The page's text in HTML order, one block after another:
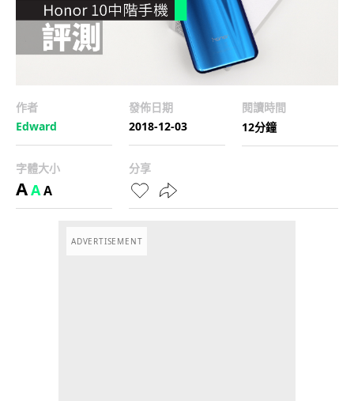
作者
Edward
發佈日期
2018-12-03
閱讀時間
12分鐘
字體大小
AAA
分享
ADVERTISEMENT